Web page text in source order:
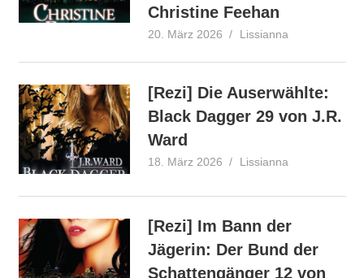
Christine Feehan
20. März 2026 Lissianna
[Rezi] Die Auserwählte:
Black Dagger 29 von J.R.
Ward
18. März 2026 Lissianna
[Rezi] Im Bann der
Jägerin: Der Bund der
Schattengänger 12 von